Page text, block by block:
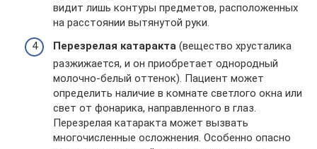
видит лишь контуры предметов, расположенных
на расстоянии вытянутой руки.
Перезрелая катаракта (вещество хрусталика
разжижается, и он приобретает однородный
молочно-белый оттенок). Пациент может
определить наличие в комнате светлого окна или
свет от фонарика, направленного в глаз.
Перезрелая катаракта может вызвать
многочисленные осложнения. Особенно опасно